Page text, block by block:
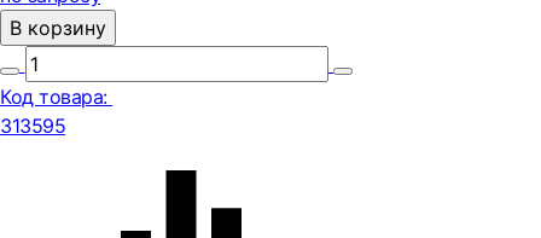
В корзину
Код товара:
313595